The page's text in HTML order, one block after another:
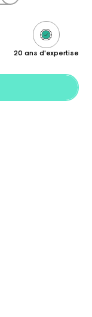
20 ans d'expertise